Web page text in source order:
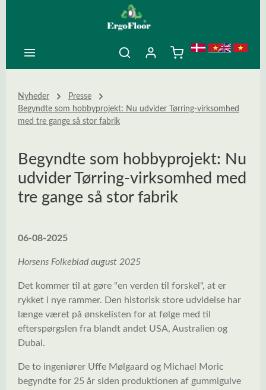
Nyheder
Presse
Begyndte som hobbyprojekt: Nu udvider Tørring-virksomhed
med tre gange så stor fabrik
Begyndte som hobbyprojekt: Nu
udvider Tørring-virksomhed med
tre gange så stor fabrik
06-08-2025
Horsens Folkeblad august 2025
Det kommer til at gøre "en verden til forskel", at er
rykket i nye rammer. Den historisk store udvidelse har
længe været på ønskelisten for at følge med til
efterspørgslen fra blandt andet USA, Australien og
Dubai.
De to ingeniører Uffe Mølgaard og Michael Moric
begyndte for 25 år siden produktionen af gummigulve